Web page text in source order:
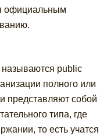
официальным
public
полного или
представляют собой
типа, где
то есть учатся